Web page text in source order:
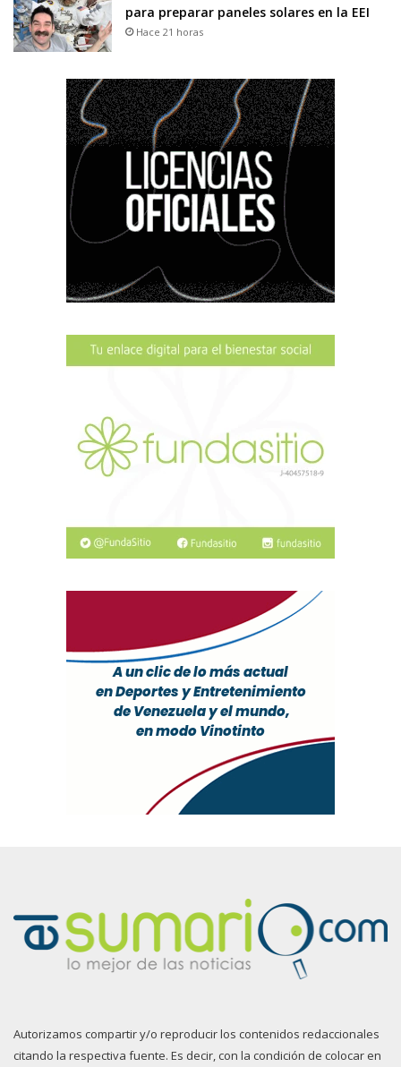
para preparar paneles solares en la EEI
Hace 21 horas
Autorizamos compartir y/o reproducir los contenidos redaccionales
citando la respectiva fuente. Es decir, con la condición de colocar en